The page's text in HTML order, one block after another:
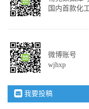
国内首款化
微博账号
wjhxp
我要投稿